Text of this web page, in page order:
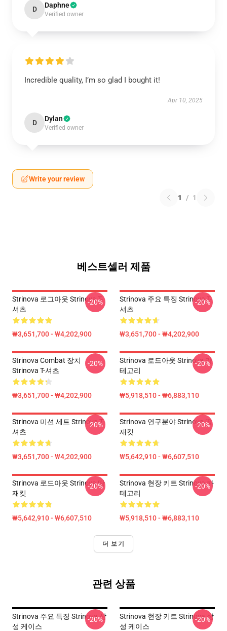
D Daphne
Verified owner
Incredible quality, I’m so glad I bought it!
Apr 10, 2025
D Dylan
Verified owner
Write your review
1 / 1
베스트셀러 제품
Strinova 로그아웃 Strinova T-
셔츠
₩3,651,700 - ₩4,202,900
-20%
Strinova 주요 특징 Strinova T-
셔츠
₩3,651,700 - ₩4,202,900
-20%
Strinova Combat 장치
Strinova T-셔츠
₩3,651,700 - ₩4,202,900
-20%
Strinova 로드아웃 Strinova 카
테고리
₩5,918,510 - ₩6,883,110
-20%
Strinova 미션 세트 Strinova T-
셔츠
₩3,651,700 - ₩4,202,900
-20%
Strinova 연구분야 Strinova 땀
재킷
₩5,642,910 - ₩6,607,510
-20%
Strinova 로드아웃 Strinova 땀
재킷
₩5,642,910 - ₩6,607,510
-20%
Strinova 현장 키트 Strinova 카
테고리
₩5,918,510 - ₩6,883,110
-20%
더 보기
관련 상품
Strinova 주요 특징 Strinova 삼
성 케이스
-20%
Strinova 현장 키트 Strinova 삼
성 케이스
-20%